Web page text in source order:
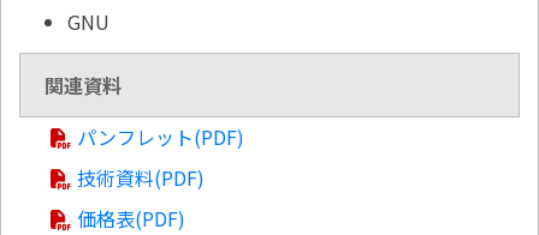
GNU
関連資料
パンフレット(PDF)
技術資料(PDF)
価格表(PDF)